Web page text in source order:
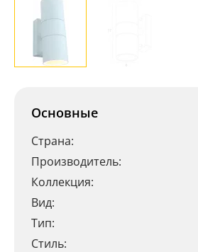
Основные
Страна:
Производитель:
Коллекция:
Вид:
Тип:
Стиль: